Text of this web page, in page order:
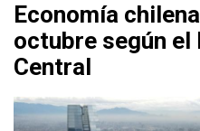
Economía
octubre según el
Central